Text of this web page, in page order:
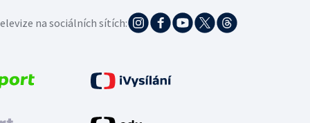
na sociálních sítích: